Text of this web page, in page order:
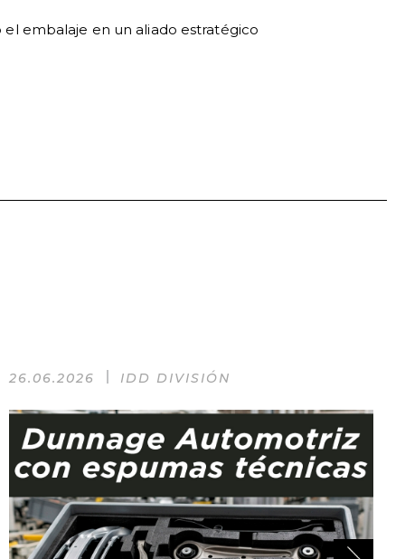
el embalaje en un aliado estratégico
26.06.2026 IDD DIVISIÓN